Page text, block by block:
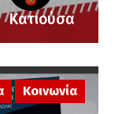
Κατιούσα
Κοινωνία